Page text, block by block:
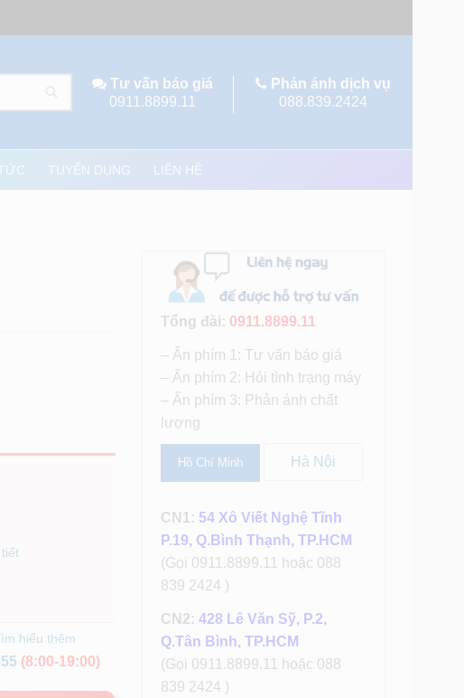
Tư vấn báo giá
0911.8899.11
Phản ánh dịch vụ
088.839.2424
TUYỂN DỤNG LIÊN HỆ
hiểu thêm
(8:00-19:00)
Tổng đài: 0911.8899.11
– Ấn phím 1: Tư vấn báo giá
– Ấn phím 2: Hỏi tình trạng máy
– Ấn phím 3: Phản ánh chất
lượng
Hồ Chí Minh Hà Nội
CN1: 54 Xô Viết Nghệ Tĩnh
P.19, Q.Bình Thạnh, TP.HCM
(Gọi 0911.8899.11 hoặc 088
839 2424 )
CN2: 428 Lê Văn Sỹ, P.2,
Q.Tân Bình, TP.HCM
(Gọi 0911.8899.11 hoặc 088
839 2424 )